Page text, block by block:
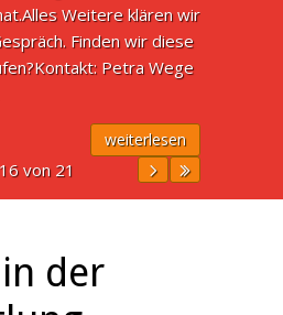
Weitere klären wir
Finden wir diese
Petra Wege
weiterlesen
16 von 21
der